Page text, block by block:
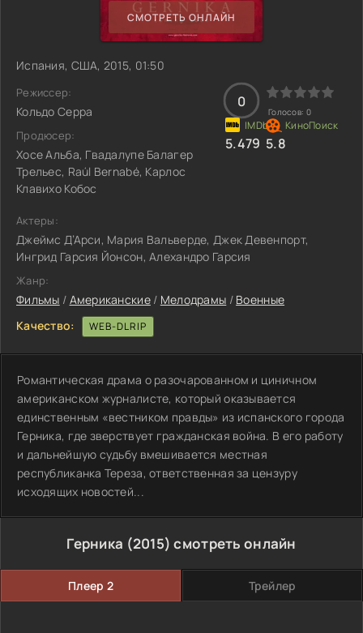
СМОТРЕТЬ ОНЛАЙН
Испания, США, 2015, 01:50
Режиссер:
Кольдо Серра
Продюсер:
Хосе Альба, Гвадалупе Балагер
Трельес, Raúl Bernabé, Карлос
Клавихо Кобос
0
Голосов: 0
5.479 5.8
Актеры:
Джеймс Д’Арси, Мария Вальверде, Джек Девенпорт,
Ингрид Гарсия Йонсон, Алехандро Гарсия
Жанр:
Фильмы / Американские/ Мелодрамы / Военные
Качество:
WEB-DLRIP
Романтическая драма о разочарованном и циничном
американском журналисте, который оказывается
единственным «вестником правды» из испанского города
Герника, где зверствует гражданская война. В его работу
и дальнейшую судьбу вмешивается местная
республиканка Тереза, ответственная за цензуру
исходящих новостей...
Герника (2015) смотреть онлайн
Плеер 2 Трейлер